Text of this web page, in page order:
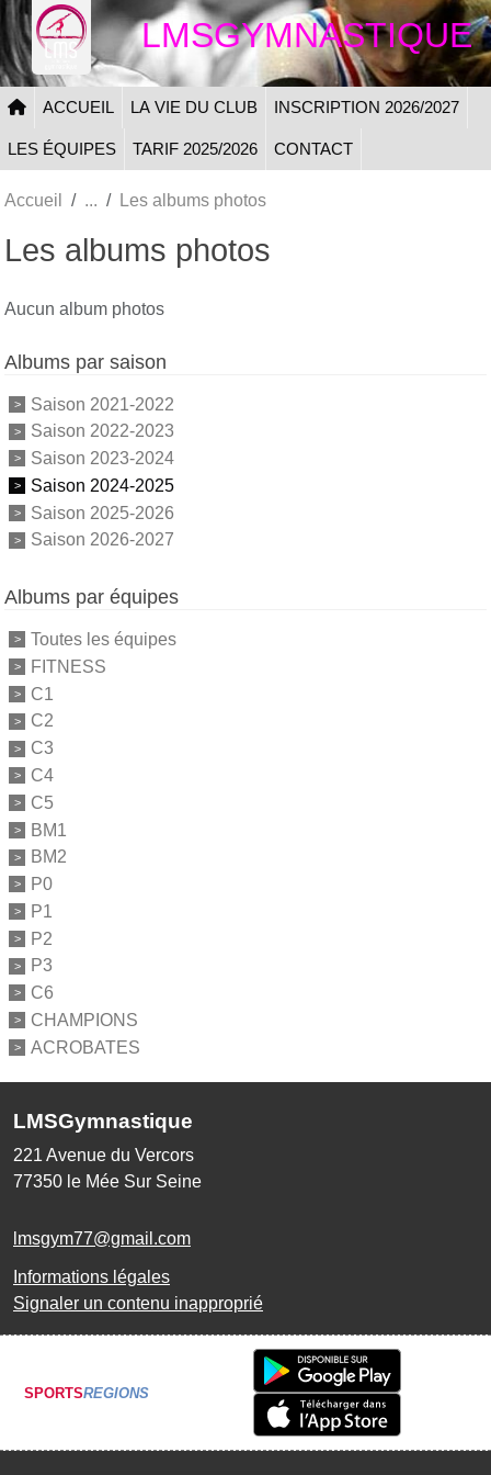
LMSGYMNASTIQUE
ACCUEIL LA VIE DU CLUB INSCRIPTION 2026/2027
LES ÉQUIPES TARIF 2025/2026 CONTACT
Accueil Les albums photos
Les albums photos
Aucun album photos
Albums par saison
Saison 2021-2022
Saison 2022-2023
Saison 2023-2024
Saison 2024-2025
Saison 2025-2026
Saison 2026-2027
Albums par équipes
Toutes les équipes
FITNESS
C1
C2
C3
C4
C5
BM1
BM2
P0
P1
P2
P3
C6
CHAMPIONS
ACROBATES
LMSGymnastique
221 Avenue du Vercors
77350 le Mée Sur Seine
lmsgym77@gmail.com
Informations légales
Signaler un contenu inapproprié
SPORTSREGIONS
Panneau de gestion des cookies